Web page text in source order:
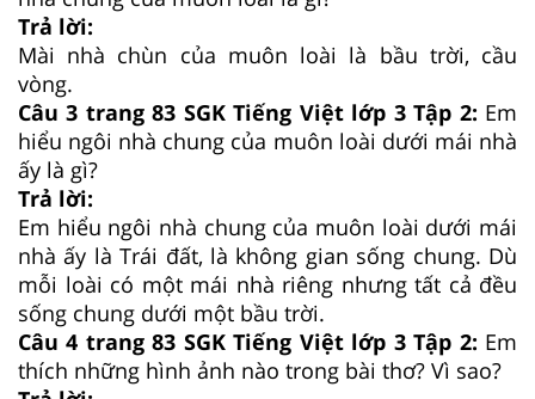
Trả lời:
Mài nhà chùn của muôn loài là bầu trời, cầu
vòng.
Câu 3 trang 83 SGK Tiếng Việt lớp 3 Tập 2: Em
hiểu ngôi nhà chung của muôn loài dưới mái nhà
ấy là gì?
Trả lời:
Em hiểu ngôi nhà chung của muôn loài dưới mái
nhà ấy là Trái đất, là không gian sống chung. Dù
mỗi loài có một mái nhà riêng nhưng tất cả đều
sống chung dưới một bầu trời.
Câu 4 trang 83 SGK Tiếng Việt lớp 3 Tập 2: Em
thích những hình ảnh nào trong bài thơ? Vì sao?